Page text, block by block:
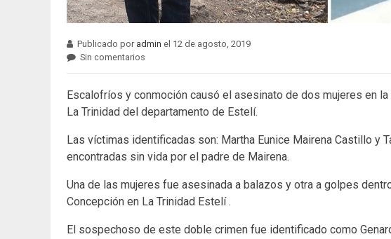
Publicado por admin el 12 de agosto, 2019
Sin comentarios
Escalofríos y conmoción causó el asesinato de dos mujeres en
La Trinidad del departamento de Estelí.
Las víctimas identificadas son: Martha Eunice Mairena Castillo y
encontradas sin vida por el padre de Mairena.
Una de las mujeres fue asesinada a balazos y otra a golpes
Concepción en La Trinidad Estelí .
El sospechoso de este doble crimen fue identificado como